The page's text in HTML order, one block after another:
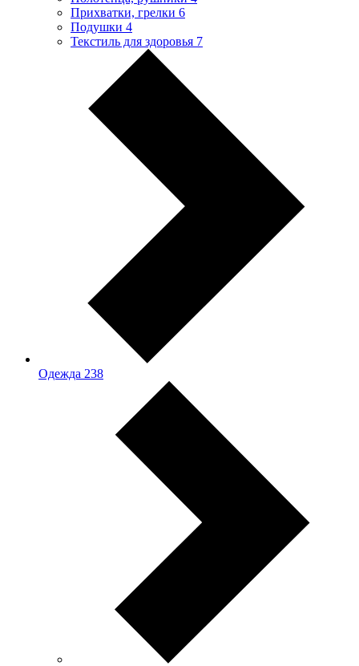
Прихватки, грелки 6
Подушки 4
Текстиль для здоровья 7
Одежда 238